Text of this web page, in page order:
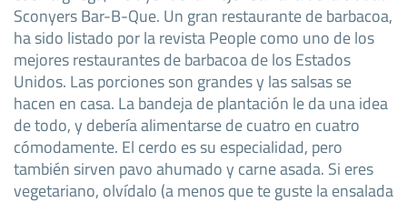
Sconyers Bar-B-Que. Un gran restaurante de barbacoa,
ha sido listado por la revista People como uno de los
mejores restaurantes de barbacoa de los Estados
Unidos. Las porciones son grandes y las salsas se
hacen en casa. La bandeja de plantación le da una idea
de todo, y debería alimentarse de cuatro en cuatro
cómodamente. El cerdo es su especialidad, pero
también sirven pavo ahumado y carne asada. Si eres
vegetariano, olvídalo (a menos que te guste la ensalada